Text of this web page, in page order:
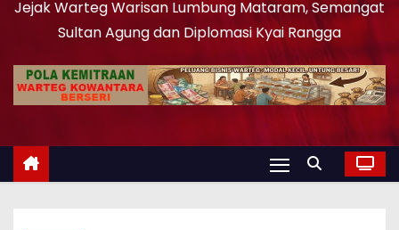
Jejak Warteg Warisan Lumbung Mataram, Semangat
Sultan Agung dan Diplomasi Kyai Rangga